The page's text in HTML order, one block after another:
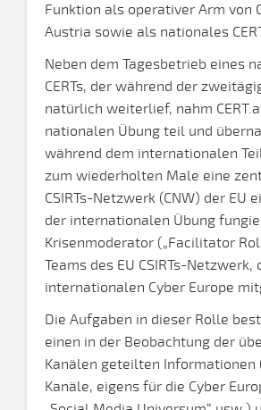
Funktion als operativer Arm von
Austria sowie als nationales
Neben dem Tagesbetrieb eines
CERTs, der während der
natürlich weiterlief, nahm
nationalen Übung teil und
während dem internationalen
zum wiederholten Male eine
CSIRTs-Netzwerk (CNW) der EU
der internationalen Übung
Krisenmoderator („Facilitator
Teams des EU CSIRTs-Netzwerk,
internationalen Cyber Europe
Die Aufgaben in dieser Rolle
einen in der Beobachtung der
Kanälen geteilten Informationen
Kanäle, eigens für die Cyber